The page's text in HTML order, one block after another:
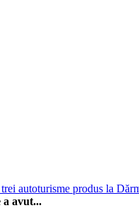
autoturisme produs la
a avut...